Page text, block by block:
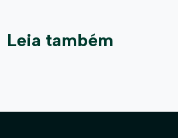
Leia também